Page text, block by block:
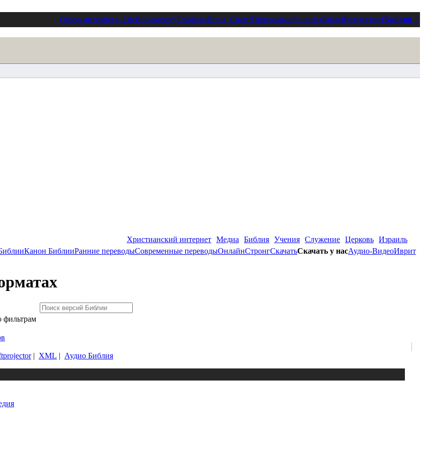
Обзор интернета- LiteВеб-мастеруГрафикаИгры, СпортПрограммыРецептыВремяРождество†Библия ⋮
Христианский интернет Медиа Библия Учения Служение Церковь Израиль
Канон БиблииРанние переводыСовременные переводыОнлайнСтронгСкачатьСкачать у насАудио-ВидеоИврит
фильтрам
| XML | Аудио Библия